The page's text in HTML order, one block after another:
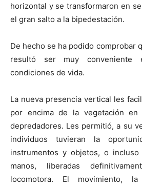
horizontal y se transformaron en
el gran salto a la bipedestación.
De hecho se ha podido comprobar
resultó ser muy conveniente
condiciones de vida.
La nueva presencia vertical les
por encima de la vegetación
depredadores. Les permitió, a su
individuos tuvieran la
instrumentos y objetos, o
manos, liberadas
locomotora. El movimiento,